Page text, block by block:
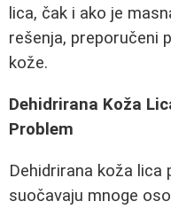
lica, čak i ako je
rešenja, preporučeni
kože.
Dehidrirana Koža
Problem
Dehidrirana koža
suočavaju mnoge